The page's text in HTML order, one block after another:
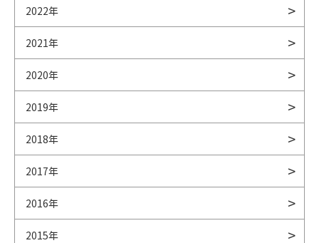
2022年
2021年
2020年
2019年
2018年
2017年
2016年
2015年